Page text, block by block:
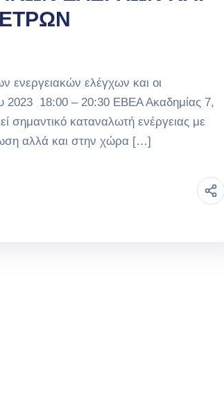
ενεργειακών ελέγχων και οι
2023 18:00 – 20:30 ΕΒΕΑ Ακαδημίας 7,
σημαντικό καταναλωτή ενέργειας με
αλλά και στην χώρα […]